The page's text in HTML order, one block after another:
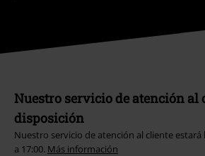
Nuestro servicio de atención al
disposición
Nuestro servicio de atención al cliente
a 17:00. Más información